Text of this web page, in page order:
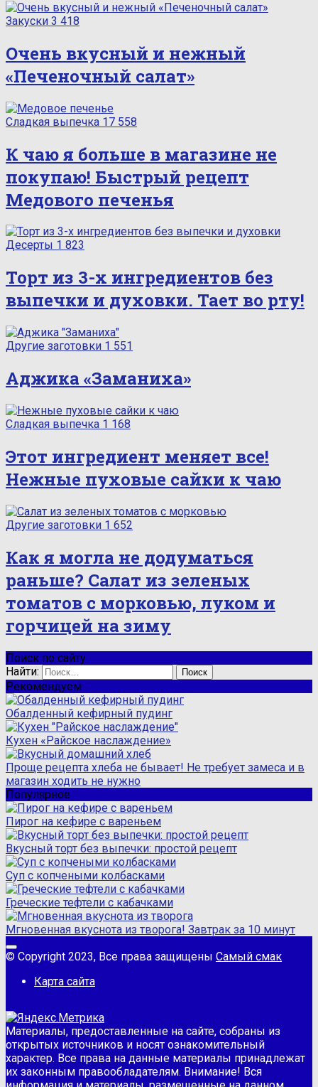
Закуски 3 418
Очень вкусный и нежный
«Печеночный салат»
Сладкая выпечка 17 558
К чаю я больше в магазине не
покупаю! Быстрый рецепт
Медового печенья
Десерты 1 823
Торт из 3-х ингредиентов без
выпечки и духовки. Тает во рту!
Другие заготовки 1 551
Аджика «Заманиха»
Сладкая выпечка 1 168
Этот ингредиент меняет все!
Нежные пуховые сайки к чаю
Другие заготовки 1 652
Как я могла не додуматься
раньше? Салат из зеленых
томатов с морковью, луком и
горчицей на зиму
Поиск по сайту
Найти:
Рекомендуем
Обалденный кефирный пудинг
Кухен «Райское наслаждение»
Проще рецепта хлеба не бывает! Не требует замеса и в
магазин ходить не нужно
Популярное
Пирог на кефире с вареньем
Вкусный торт без выпечки: простой рецепт
Суп с копчеными колбасками
Греческие тефтели с кабачками
Мгновенная вкуснота из творога! Завтрак за 10 минут
© Copyright 2023, Все права защищены Самый смак
Карта сайта
Материалы, предоставленные на сайте, собраны из
открытых источников и носят ознакомительный
характер. Все права на данные материалы принадлежат
их законным правообладателям. Внимание! Вся